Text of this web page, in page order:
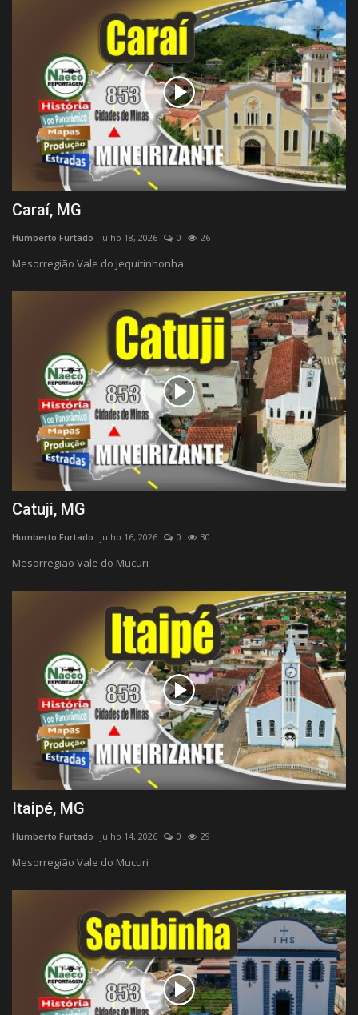
Caraí, MG
Humberto Furtado julho 18, 2026 0 26
Mesorregião Vale do Jequitinhonha
Catuji, MG
Humberto Furtado julho 16, 2026 0 30
Mesorregião Vale do Mucuri
Itaipé, MG
Humberto Furtado julho 14, 2026 0 29
Mesorregião Vale do Mucuri